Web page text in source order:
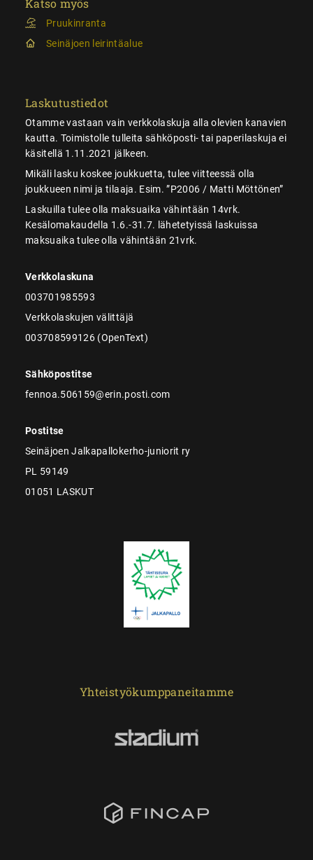
Pruukinranta
Seinäjoen leirintäalue
Laskutustiedot
Otamme vastaan vain verkkolaskuja alla olevien kanavien
kautta. Toimistolle tulleita sähköposti- tai paperilaskuja ei
käsitellä 1.11.2021 jälkeen.
Mikäli lasku koskee joukkuetta, tulee viitteessä olla
joukkueen nimi ja tilaaja. Esim. ”P2006 / Matti Möttönen”
Laskuilla tulee olla maksuaika vähintään 14vrk.
Kesälomakaudella 1.6.-31.7. lähetetyissä laskuissa
maksuaika tulee olla vähintään 21vrk.
Verkkolaskuna
003701985593
Verkkolaskujen välittäjä
003708599126 (OpenText)
Sähköpostitse
fennoa.506159@erin.posti.com
Postitse
Seinäjoen Jalkapallokerho-juniorit ry
PL 59149
01051 LASKUT
Yhteistyökumppaneitamme